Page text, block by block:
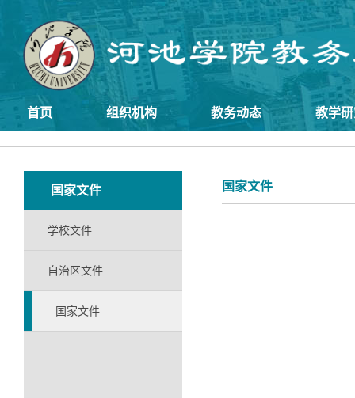
首页 组织机构 教务动态 教学
国家文件
学校文件
自治区文件
国家文件
国家文件